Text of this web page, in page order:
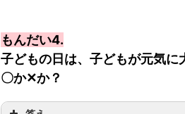
もんだい4.
子どもの日は、子どもが元気に
〇か✕か？